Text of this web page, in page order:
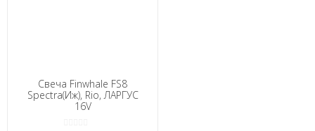
Свеча Finwhale FS8
Spectra(Иж), Rio, ЛАРГУС
16V